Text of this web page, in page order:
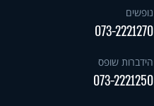
נופשים
073-2221270
הידברות שופס
073-2221250